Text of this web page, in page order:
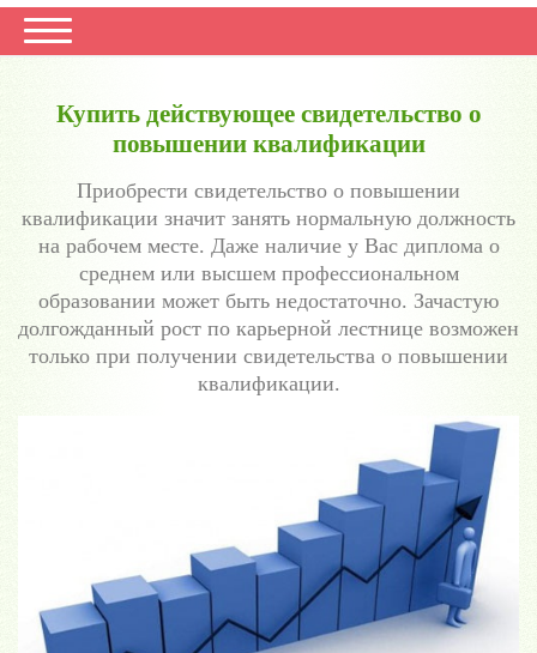
Купить действующее свидетельство о
повышении квалификации
Приобрести свидетельство о повышении
квалификации значит занять нормальную должность
на рабочем месте. Даже наличие у Вас диплома о
среднем или высшем профессиональном
образовании может быть недостаточно. Зачастую
долгожданный рост по карьерной лестнице возможен
только при получении свидетельства о повышении
квалификации.